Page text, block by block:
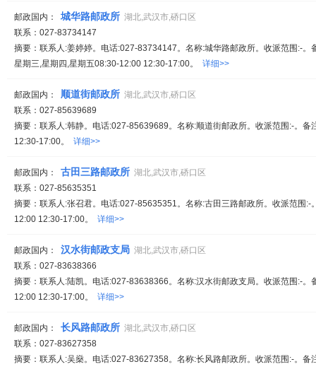
邮政国内： 城华路邮政所 湖北,武汉市,硚口区
联系：027-83734147
摘要：联系人:姜婷婷。电话:027-83734147。名称:城华路邮政所。收派范围:-。
星期三,星期四,星期五08:30-12:00 12:30-17:00。 详细>>
邮政国内： 顺道街邮政所 湖北,武汉市,硚口区
联系：027-85639689
摘要：联系人:韩静。电话:027-85639689。名称:顺道街邮政所。收派范围:-。
12:30-17:00。 详细>>
邮政国内： 古田三路邮政所 湖北,武汉市,硚口区
联系：027-85635351
摘要：联系人:张召君。电话:027-85635351。名称:古田三路邮政所。收派范围:-
12:00 12:30-17:00。 详细>>
邮政国内： 汉水街邮政支局 湖北,武汉市,硚口区
联系：027-83638366
摘要：联系人:陆凯。电话:027-83638366。名称:汉水街邮政支局。收派范围:-。
12:00 12:30-17:00。 详细>>
邮政国内： 长风路邮政所 湖北,武汉市,硚口区
联系：027-83627358
摘要：联系人:吴燊。电话:027-83627358。名称:长风路邮政所。收派范围:-。备